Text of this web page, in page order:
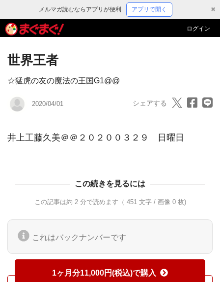
メルマガ読むならアプリが便利 アプリで開く ✖
ログイン
世界王者
☆猛虎の友の魔法の王国G1@@
2020/04/01 シェアする
この続きを見るには
この記事は約 2 分で読めます（ 451 文字 / 画像 0 枚)
これはバックナンバーです
1ヶ月分11,000円(税込)で購入